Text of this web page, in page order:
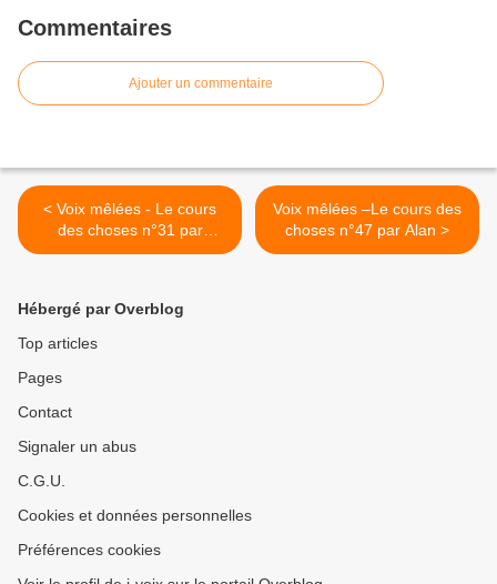
Commentaires
Ajouter un commentaire
< Voix mêlées - Le cours
des choses n°31 par
Pauline
Voix mêlées –Le cours des
choses n°47 par Alan >
Hébergé par Overblog
Top articles
Pages
Contact
Signaler un abus
C.G.U.
Cookies et données personnelles
Préférences cookies